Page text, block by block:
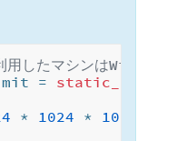
したマシンは
= static_cast
* 1024 * 1024